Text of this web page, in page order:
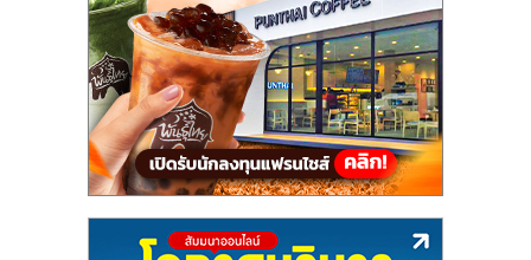
ไชส์,
รวม
แฟ